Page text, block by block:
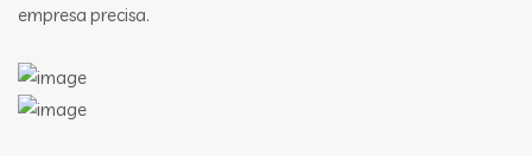
empresa precisa.